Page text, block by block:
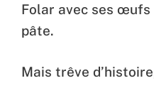
Folar avec ses
pâte.
Mais trêve